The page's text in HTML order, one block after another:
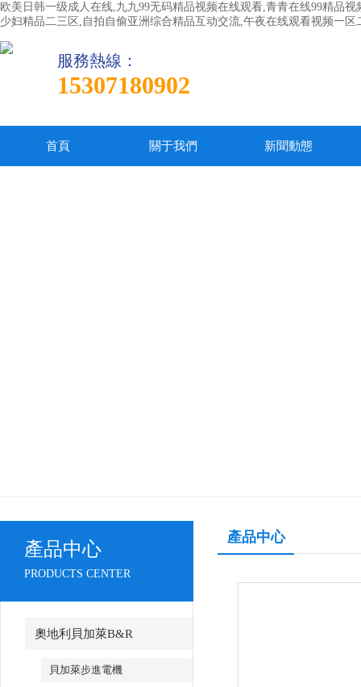
欧美日韩一级成人在线,九九99无码精品视频在线观看,青青在线99精品
少妇精品二三区,自拍自偷亚洲综合精品互动交流,午夜在线观看视频一区
服務熱線：
15307180902
首頁 關于我們 新聞動態
產品中心
PRODUCTS CENTER
奧地利貝加萊B&R
貝加萊步進電機
產品中心